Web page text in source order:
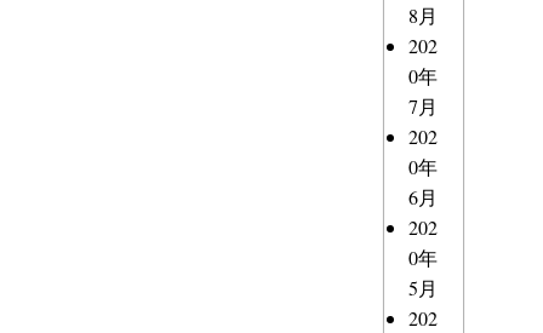
8月
202
0年
7月
202
0年
6月
202
0年
5月
202